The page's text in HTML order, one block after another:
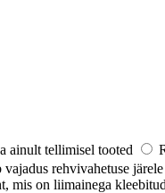
ainult tellimisel tooted
rehvivahetuse järele
mis on liimainega